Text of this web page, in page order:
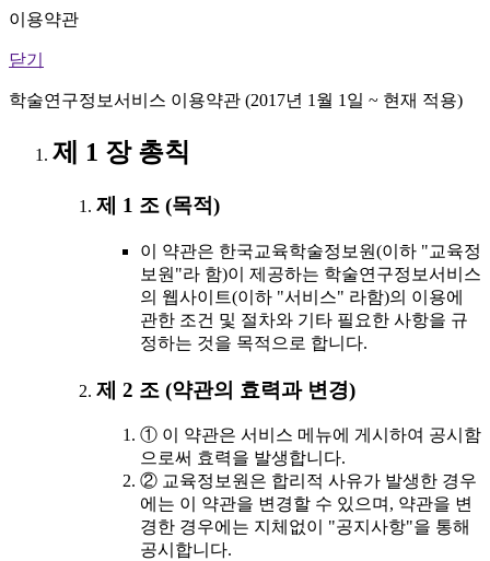
이용약관
닫기
학술연구정보서비스 이용약관 (2017년 1월 1일 ~ 현재 적용)
제 1 장 총칙
제 1 조 (목적)
이 약관은 한국교육학술정보원(이하 "교육정
보원"라 함)이 제공하는 학술연구정보서비스
의 웹사이트(이하 "서비스" 라함)의 이용에
관한 조건 및 절차와 기타 필요한 사항을 규
정하는 것을 목적으로 합니다.
제 2 조 (약관의 효력과 변경)
① 이 약관은 서비스 메뉴에 게시하여 공시함
으로써 효력을 발생합니다.
② 교육정보원은 합리적 사유가 발생한 경우
에는 이 약관을 변경할 수 있으며, 약관을 변
경한 경우에는 지체없이 "공지사항"을 통해
공시합니다.